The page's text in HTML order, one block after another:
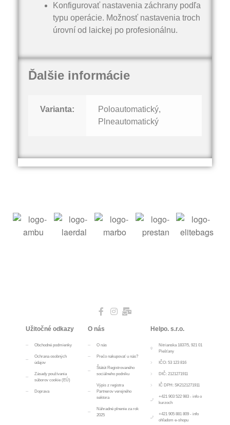
Konfigurovať nastavenia záchrany podľa
typu operácie. Možnosť nastavenia troch
úrovní od laickej po profesionálnu.
Ďalšie informácie
Varianta:
Poloautomatický,
Plneautomatický
Užitočné odkazy
Obchodné podmienky
Ochrana osobných
údajov
Zásady používania
súborov cookie (EÚ)
Doprava
O nás
O nás
Prečo nakupovať u nás?
Štátút Registrovaného
sociálneho podniku
Výpis z registra
Partnerov verejného
sektora
Náhradné plnenie za rok
2025
Helpo. s.r.o.
Nitrianska 1837/5, 921 01
Piešťany
IČO: 53 123 816
DIČ: 2121271911
IČ DPH: SK2121271911
+421 903 522 983 - info o
kurzoch
+421 905 881 809 - info
ohľadom e-shopu